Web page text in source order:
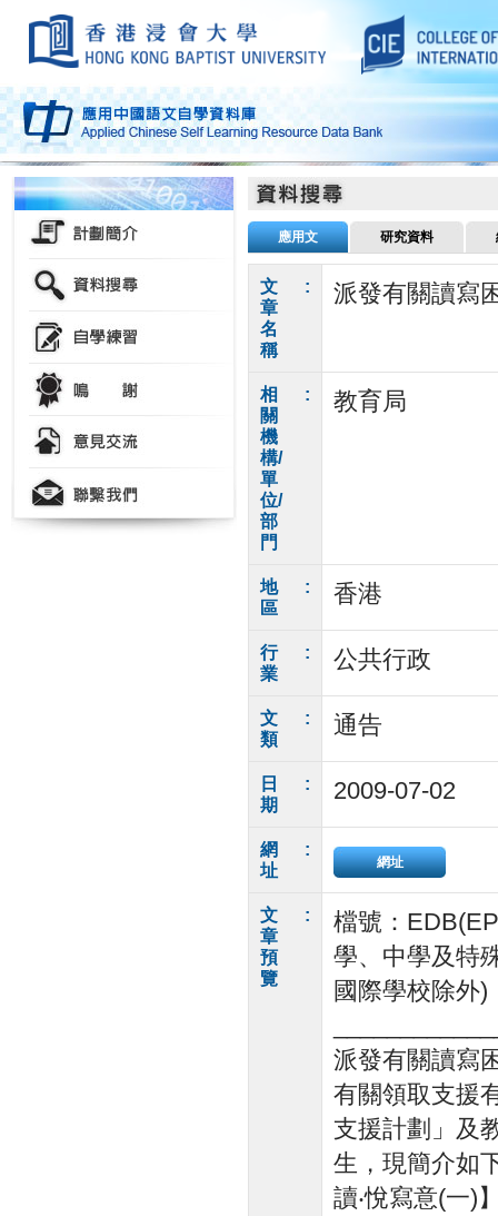
應用文 研究資料
文
章
名
稱
: 派發有關讀寫
相
關
機
構/
單
位/
部
門
: 教育局
地
區
: 香港
行
業
: 公共行政
文
類
: 通告
日
期
: 2009-07-02
網
址
:
網址
文
章
預
覽
:
檔號：
學、中學及特
國際學校除外)
派發有關讀寫
有關領取支援
支援計劃」及
生，現簡介如
讀‧悅寫意(一)